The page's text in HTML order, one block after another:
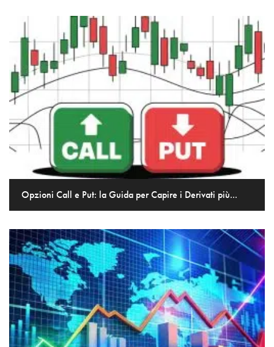
Opzioni Call e Put: la Guida per Capire i Derivati più...